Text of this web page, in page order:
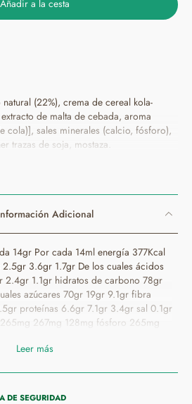
Añadir a la cesta
(22%), crema de cereal kola-
de malta de cebada, aroma
cola)], sales minerales (calcio, fósforo),
trazas de soja, mostaza.
Adicional
14gr Por cada 14ml energía 377Kcal
2.5gr 3.6gr 1.7gr De los cuales ácidos
2.4gr 1.1gr hidratos de carbono 78gr
azúcares 70gr 19gr 9.1gr fibra
proteínas 6.6gr 7.1gr 3.4gr sal 0.1gr
267mg 128mg fósforo 265mg
Leer más
DE SEGURIDAD